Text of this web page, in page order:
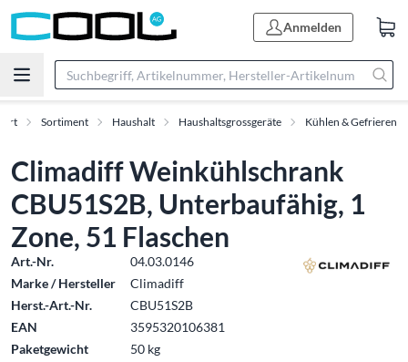
Anmelden
Sortiment Haushalt Haushaltsgrossgeräte Kühlen & Gefrieren
Climadiff Weinkühlschrank
CBU51S2B, Unterbaufähig, 1
Zone, 51 Flaschen
Art.-Nr.
04.03.0146
Marke / Hersteller
Climadiff
Herst.-Art.-Nr.
CBU51S2B
EAN
3595320106381
Paketgewicht
50 kg